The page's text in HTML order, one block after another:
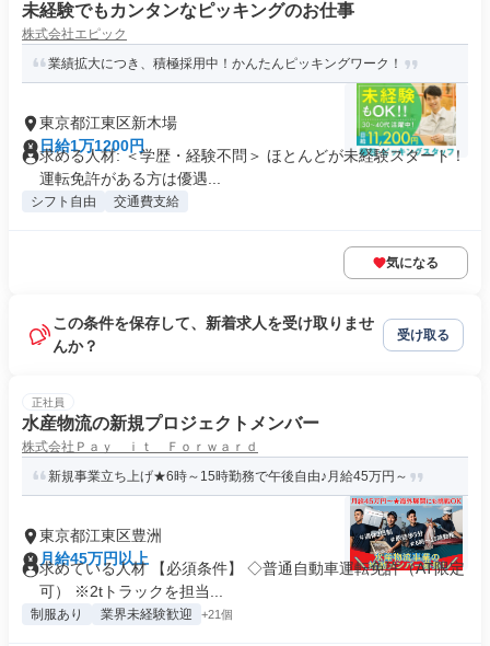
未経験でもカンタンなピッキングのお仕事
株式会社エピック
業績拡大につき、積極採用中！かんたんピッキングワーク！
東京都江東区新木場
日給1万1200円
求める人材: ＜学歴・経験不問＞ ほとんどが未経験スタート！
運転免許がある方は優遇...
シフト自由 交通費支給
気になる
この条件を保存して、新着求人を受け取りませ
んか？
受け取る
正社員
水産物流の新規プロジェクトメンバー
株式会社Ｐａｙ ｉｔ Ｆｏｒｗａｒｄ
新規事業立ち上げ★6時～15時勤務で午後自由♪月給45万円～
東京都江東区豊洲
月給45万円以上
求めている人材 【必須条件】 ◇普通自動車運転免許（AT限定
可） ※2tトラックを担当...
制服あり 業界未経験歓迎 +21個